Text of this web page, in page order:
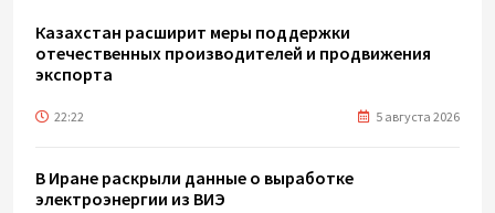
Казахстан расширит меры поддержки
отечественных производителей и продвижения
экспорта
22:22 5 августа 2026
В Иране раскрыли данные о выработке
электроэнергии из ВИЭ